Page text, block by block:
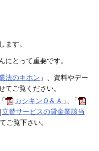
ます。
にとって重要です。
法のキホン 」、資料やデー
てご覧ください。
「 カシキンＱ＆Ａ 」、
「
立替サービスの貸金業該当
ご覧下さい。